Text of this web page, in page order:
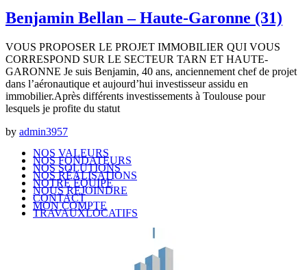
Benjamin Bellan – Haute-Garonne (31)
VOUS PROPOSER LE PROJET IMMOBILIER QUI VOUS
CORRESPOND SUR LE SECTEUR TARN ET HAUTE-
GARONNE Je suis Benjamin, 40 ans, anciennement chef de projet
dans l’aéronautique et aujourd’hui investisseur assidu en
immobilier.Après différents investissements à Toulouse pour
lesquels je profite du statut
by admin3957
NOS VALEURS
NOS FONDATEURS
NOS SOLUTIONS
NOS RÉALISATIONS
NOTRE ÉQUIPE
NOUS REJOINDRE
CONTACT
MON COMPTE
TRAVAUXLOCATIFS